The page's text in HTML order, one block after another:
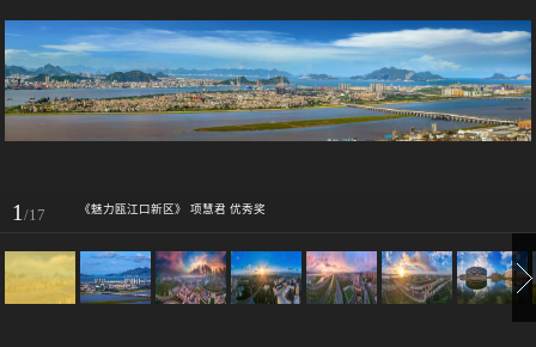
1/17 《魅力瓯江口新区》 项慧君 优秀奖